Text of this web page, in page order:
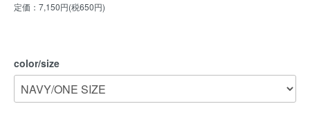
定価：7,150円(税650円)
color/size